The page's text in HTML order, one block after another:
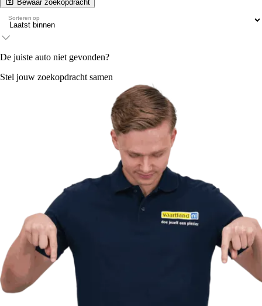
Bewaar zoekopdracht
Sorteren op
De juiste auto niet gevonden?
Stel jouw zoekopdracht samen